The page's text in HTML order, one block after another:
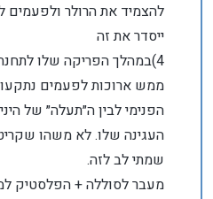
להצמיד את הרולר ולפעמים
ייסדר את זה
4)במהלך הפריקה שלו
ממש ארוכות לפעמים
הפנימי לבין ה״תעלה״ של
העגינה שלו. לא משהו
שמתי לב לזה.
מעבר לסוללה + הפלסטיק